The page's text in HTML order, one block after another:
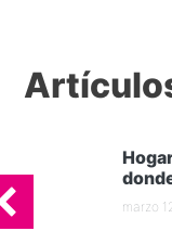
marzo